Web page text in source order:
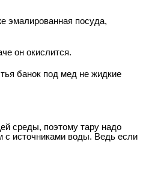
эмалированная посуда,
он окислится.
банок под мед не жидкие
среды, поэтому тару надо
с источниками воды. Ведь если